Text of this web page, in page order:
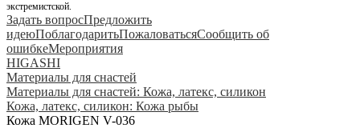
экстремистской.
Задать вопросПредложить
идеюПоблагодаритьПожаловатьсяСообщить об
ошибкеМероприятия
HIGASHI
Материалы для снастей
Материалы для снастей: Кожа, латекс, силикон
Кожа, латекс, силикон: Кожа рыбы
Кожа MORIGEN V-036